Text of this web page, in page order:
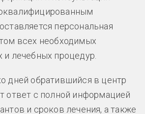
персональная
всех необходимых
и лечебных процедур.
дней обратившийся в центр
ответ с полной информацией
и сроков лечения, а также